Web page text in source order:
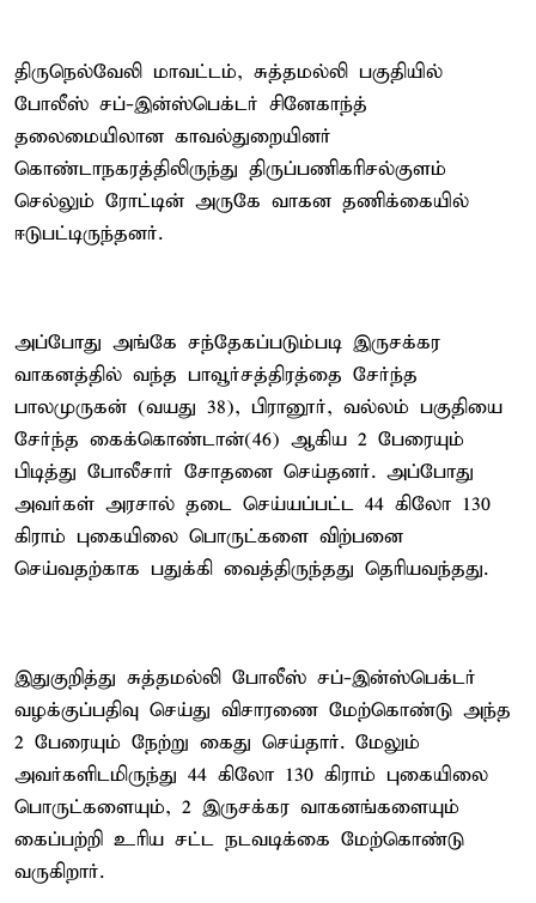
திருநெல்வேலி மாவட்டம், சுத்தமல்லி பகுதியில்
போலீஸ் சப்-இன்ஸ்பெக்டர் சினேகாந்த்
தலைமையிலான காவல்துறையினர்
கொண்டாநகரத்திலிருந்து திருப்பணிகரிசல்குளம்
செல்லும் ரோட்டின் அருகே வாகன தணிக்கையில்
ஈடுபட்டிருந்தனர்.
அப்போது அங்கே சந்தேகப்படும்படி இருசக்கர
வாகனத்தில் வந்த பாவூர்சத்திரத்தை சேர்ந்த
பாலமுருகன் (வயது 38), பிரானூர், வல்லம் பகுதியை
சேர்ந்த கைக்கொண்டான்(46) ஆகிய 2 பேரையும்
பிடித்து போலீசார் சோதனை செய்தனர். அப்போது
அவர்கள் அரசால் தடை செய்யப்பட்ட 44 கிலோ 130
கிராம் புகையிலை பொருட்களை விற்பனை
செய்வதற்காக பதுக்கி வைத்திருந்தது தெரியவந்தது.
இதுகுறித்து சுத்தமல்லி போலீஸ் சப்-இன்ஸ்பெக்டர்
வழக்குப்பதிவு செய்து விசாரணை மேற்கொண்டு அந்த
2 பேரையும் நேற்று கைது செய்தார். மேலும்
அவர்களிடமிருந்து 44 கிலோ 130 கிராம் புகையிலை
பொருட்களையும், 2 இருசக்கர வாகனங்களையும்
கைப்பற்றி உரிய சட்ட நடவடிக்கை மேற்கொண்டு
வருகிறார்.